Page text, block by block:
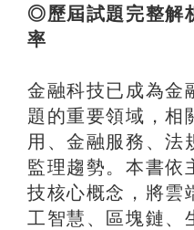
◎歷屆試題完整解
率
金融科技已成為金
題的重要領域，相
用、金融服務、法
監理趨勢。本書依
技核心概念，將雲
工智慧、區塊鏈、